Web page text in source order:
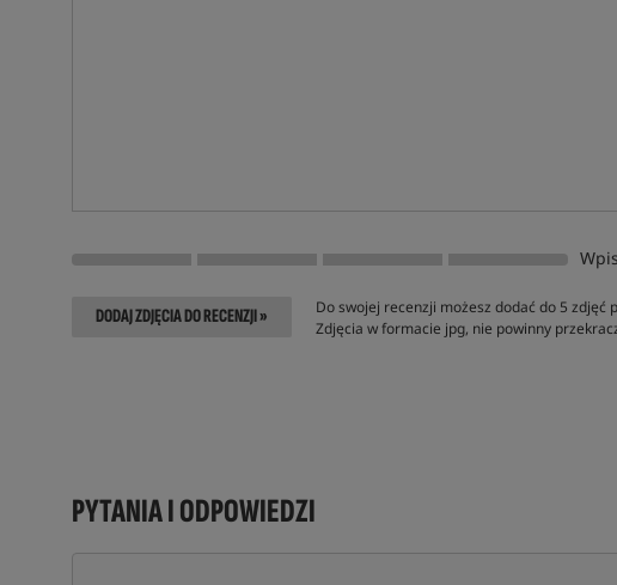
DODAJ ZDJĘCIA DO RECENZJI »
Do swojej recenzji możesz dodać do 5
Zdjęcia w formacie jpg, nie powinny
PYTANIA I ODPOWIEDZI